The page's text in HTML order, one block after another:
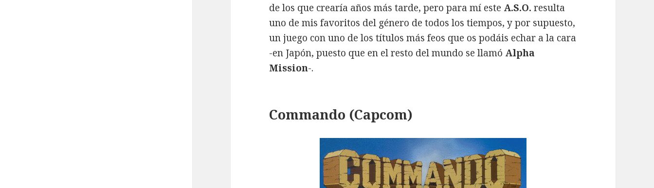
de los que crearía años más tarde, pero para mí este A.S.O. resulta
uno de mis favoritos del género de todos los tiempos, y por supuesto,
un juego con uno de los títulos más feos que os podáis echar a la cara
-en Japón, puesto que en el resto del mundo se llamó Alpha
Mission-.
Commando (Capcom)